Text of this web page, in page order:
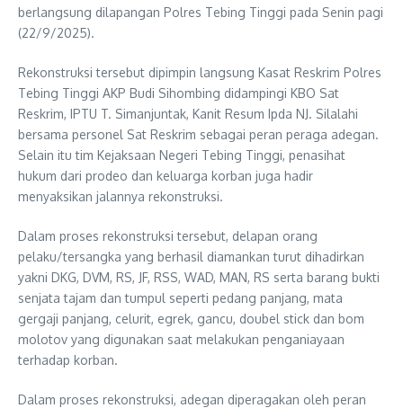
berlangsung dilapangan Polres Tebing Tinggi pada Senin pagi
(22/9/2025).
Rekonstruksi tersebut dipimpin langsung Kasat Reskrim Polres
Tebing Tinggi AKP Budi Sihombing didampingi KBO Sat
Reskrim, IPTU T. Simanjuntak, Kanit Resum Ipda NJ. Silalahi
bersama personel Sat Reskrim sebagai peran peraga adegan.
Selain itu tim Kejaksaan Negeri Tebing Tinggi, penasihat
hukum dari prodeo dan keluarga korban juga hadir
menyaksikan jalannya rekonstruksi.
Dalam proses rekonstruksi tersebut, delapan orang
pelaku/tersangka yang berhasil diamankan turut dihadirkan
yakni DKG, DVM, RS, JF, RSS, WAD, MAN, RS serta barang bukti
senjata tajam dan tumpul seperti pedang panjang, mata
gergaji panjang, celurit, egrek, gancu, doubel stick dan bom
molotov yang digunakan saat melakukan penganiayaan
terhadap korban.
Dalam proses rekonstruksi, adegan diperagakan oleh peran